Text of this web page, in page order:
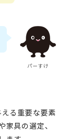
パーすけ
る重要な要素
具の選定、